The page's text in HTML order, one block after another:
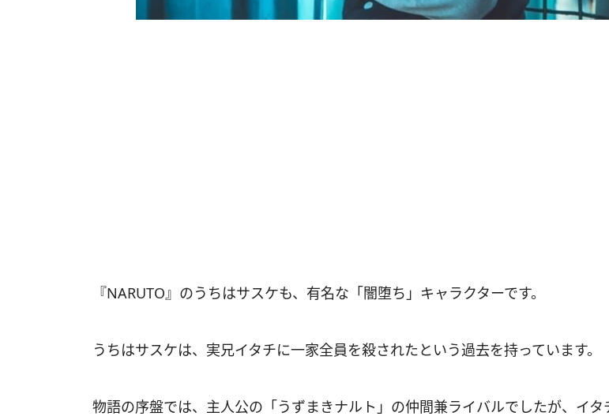
『NARUTO』のうちはサスケも、有名な「闇堕ち」キャラクターです。
うちはサスケは、実兄イタチに一家全員を殺されたという過去を持っています。
物語の序盤では、主人公の「うずまきナルト」の仲間兼ライバルでしたが、イタ